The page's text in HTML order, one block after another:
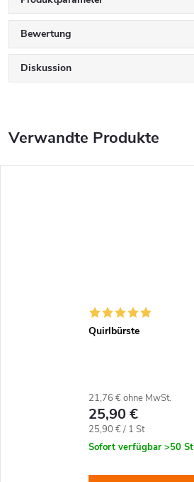
Bewertung
Diskussion
Verwandte Produkte
Quirlbürste
21,76 € ohne MwSt.
25,90 €
Verkaufspreis:
25,90 € / 1 St
Sofort verfügbar >50 St